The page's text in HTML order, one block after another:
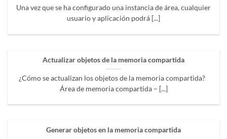
Una vez que se ha configurado una instancia de área, cualquier
usuario y aplicación podrá [...]
Actualizar objetos de la memoria compartida
¿Cómo se actualizan los objetos de la memoria compartida?
Área de memoria compartida – [...]
Generar objetos en la memoria compartida